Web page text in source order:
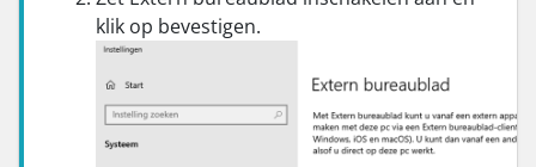
klik op bevestigen.